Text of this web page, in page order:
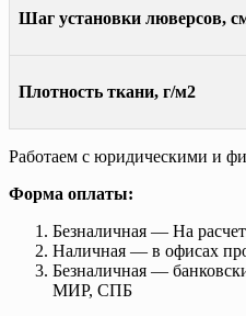
Шаг установки люверсов,
Плотность ткани, г/м2
Работаем с юридическими и
Форма оплаты:
Безналичная — На
Наличная — в офисах
Безналичная —
МИР, СПБ